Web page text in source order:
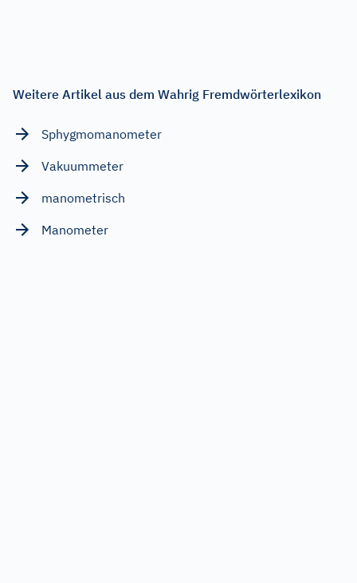
Weitere Artikel aus dem Wahrig Fremdwörterlexikon
Sphygmomanometer
Vakuummeter
manometrisch
Manometer